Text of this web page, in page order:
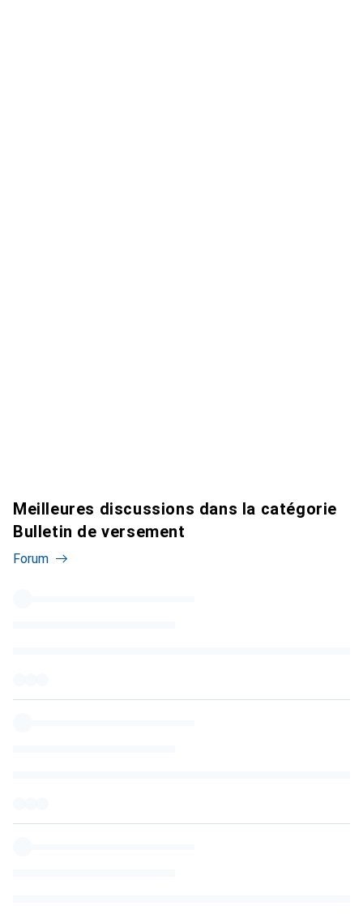
Meilleures discussions dans la catégorie
Bulletin de versement
Forum